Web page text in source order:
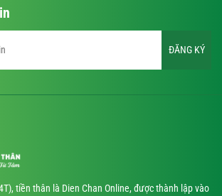
ĐĂNG KÝ
tiền thân là Dien Chan Online, được thành lập vào